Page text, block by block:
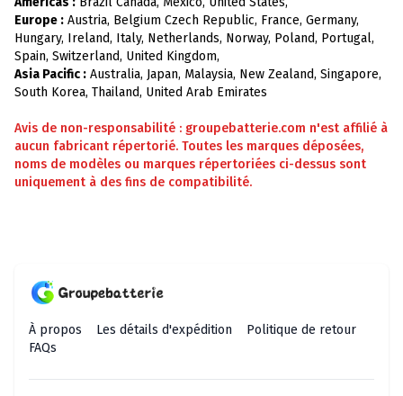
Europe : Austria, Belgium Czech Republic, France, Germany,
Hungary, Ireland, Italy, Netherlands, Norway, Poland, Portugal,
Spain, Switzerland, United Kingdom,
Asia Pacific : Australia, Japan, Malaysia, New Zealand, Singapore,
South Korea, Thailand, United Arab Emirates
Avis de non-responsabilité : groupebatterie.com n'est affilié à
aucun fabricant répertorié. Toutes les marques déposées,
noms de modèles ou marques répertoriées ci-dessus sont
uniquement à des fins de compatibilité.
À propos Les détails d'expédition
Politique de retour
FAQs